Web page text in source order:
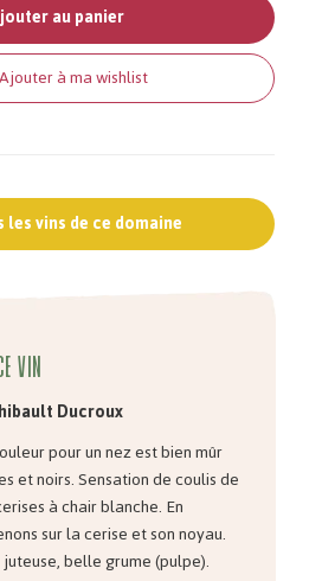
au panier
Ajouter à ma wishlist
vins de ce domaine
vin
Ducroux
pour un nez est bien mûr
et noirs. Sensation de coulis de
à chair blanche. En
sur la cerise et son noyau.
belle grume (pulpe).